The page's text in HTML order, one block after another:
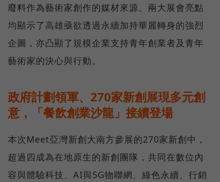
廢料作為藝術家創作的媒材來源。兩大展會亮點
均顯示了高雄亟欲透過永續加持華麗轉身的強烈
企圖，亦凸顯了規模企業支持青年創業者及青年
藝術家的決心與行動。
政府計劃領軍、270家新創展現多元創
意，「餐飲創業沙龍」接續登場
本次Meet亞灣新創大南方參展的270家新創中，
超過四成為在地原生的新創團隊，共同在數位內
容與體驗科技、AI與5G物聯網、綠色永續、行銷